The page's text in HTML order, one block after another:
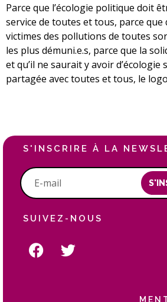
Parce que l’écologie politique doit
service de toutes et tous, parce que
victimes des pollutions de toutes
les plus démuni.e.s, parce que la
et qu’il ne saurait y avoir d’écologie
partagée avec toutes et tous, le
S'INSCRIRE À LA
SUIVEZ-NOUS